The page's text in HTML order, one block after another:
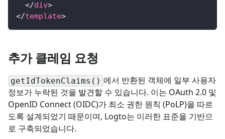
</div>
</template>
추가 클레임 요청
getIdTokenClaims() 에서 반환된 객체에 일부 사용자
정보가 누락된 것을 발견할 수 있습니다. 이는 OAuth 2.0 및
OpenID Connect (OIDC)가 최소 권한 원칙 (PoLP)을 따르
도록 설계되었기 때문이며, Logto는 이러한 표준을 기반으
로 구축되었습니다.